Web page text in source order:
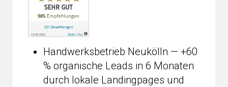
Handwerksbetrieb Neukölln — +60
% organische Leads in 6 Monaten
durch lokale Landingpages und